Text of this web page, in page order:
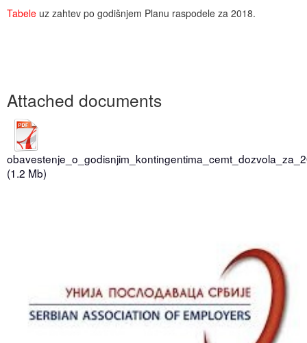
Fotografije
Događaji
Siva ekonomija
Savetnici
Marketing
Fakultet tehničkih nauka Novi Sad
Tabele uz zahtev po godišnjem Planu raspodele za 2018.
Attached documents
(1.2 Mb)